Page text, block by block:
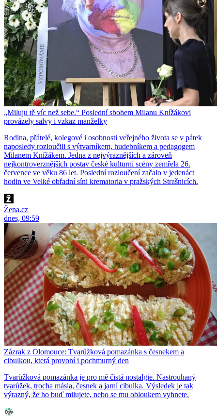
„Miluju tě víc než sebe.“ Poslední sbohem Milanu Knížákovi
provázely salvy i vzkaz manželky
Rodina, přátelé, kolegové i osobnosti veřejného života se v pátek
naposledy rozloučili s výtvarníkem, hudebníkem a pedagogem
Milanem Knížákem. Jedna z nejvýraznějších a zároveň
nejkontroverznějších postav české kulturní scény zemřela 26.
července ve věku 86 let. Poslední rozloučení začalo v jedenáct
hodin ve Velké obřadní síni krematoria v pražských Strašnicích.
Žena.cz
dnes, 09:59
Zázrak z Olomouce: Tvarůžková pomazánka s česnekem a
cibulkou, která provoní i pochmurný den
Tvarůžková pomazánka je pro mě čistá nostalgie. Nastrouhaný
tvarůžek, trocha másla, česnek a jarní cibulka. Výsledek je tak
výrazný, že ho buď milujete, nebo se mu obloukem vyhnete.